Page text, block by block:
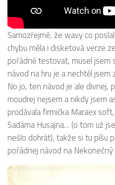
Samozřejmě, že wavy co
chybu měla i disketová verze
pořádně testovat, musel jsem
návod na hru je a nechtěl
No jo, ten návod je ale divnej,
moudrej nejsem a nikdy jsem
prodávala firmička Maraex
Sadáma Husajna… (o tom už
nešlo dohrát), takže si tu píšu
pořádnej návod na Nekonečný